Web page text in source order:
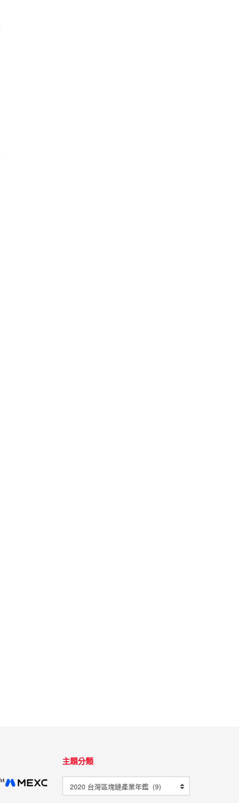
主題分類
2020 台灣區塊鏈產業年鑑 (9)